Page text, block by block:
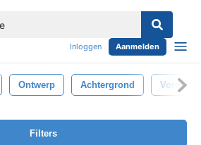
Inloggen Aanmelden
Ontwerp Achtergrond Vormen
Filters